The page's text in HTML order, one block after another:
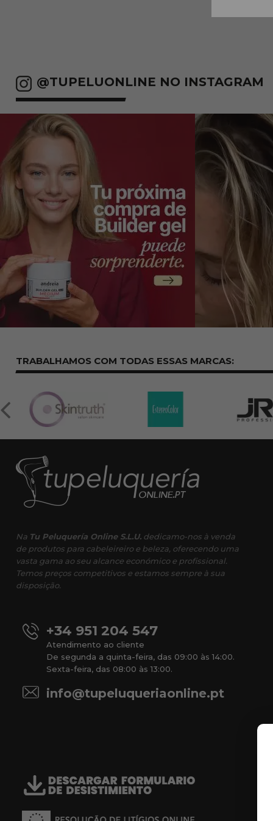
@TUPELUONLINE NO INSTAGRAM
TRABALHAMOS COM TODAS ESSASMARCAS:
Na Tu Peluquería Online S.L.U.dedicamo-nos à venda
de produtos para cabeleireiro e beleza, oferecendo uma
vasta gama ao seu alcance económico e profissional.
Temos preços competitivos e estamos sempre à sua
disposição.
+34 951 204 547
Atendimento ao cliente
De segunda a quinta-feira, das 09:00 às 14:00.
Sexta-feira, das 08:00 às 13:00.
info@tupeluqueriaonline.pt